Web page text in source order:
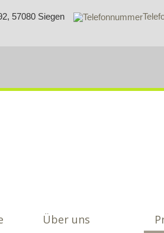
57080 Siegen
Über uns